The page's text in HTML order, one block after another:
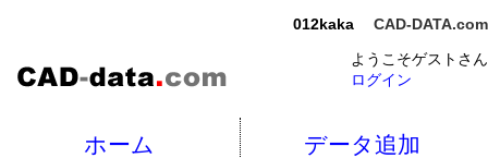
012kaka
CAD-DATA.com
ようこそゲストさん
ログイン
ホーム データ追加